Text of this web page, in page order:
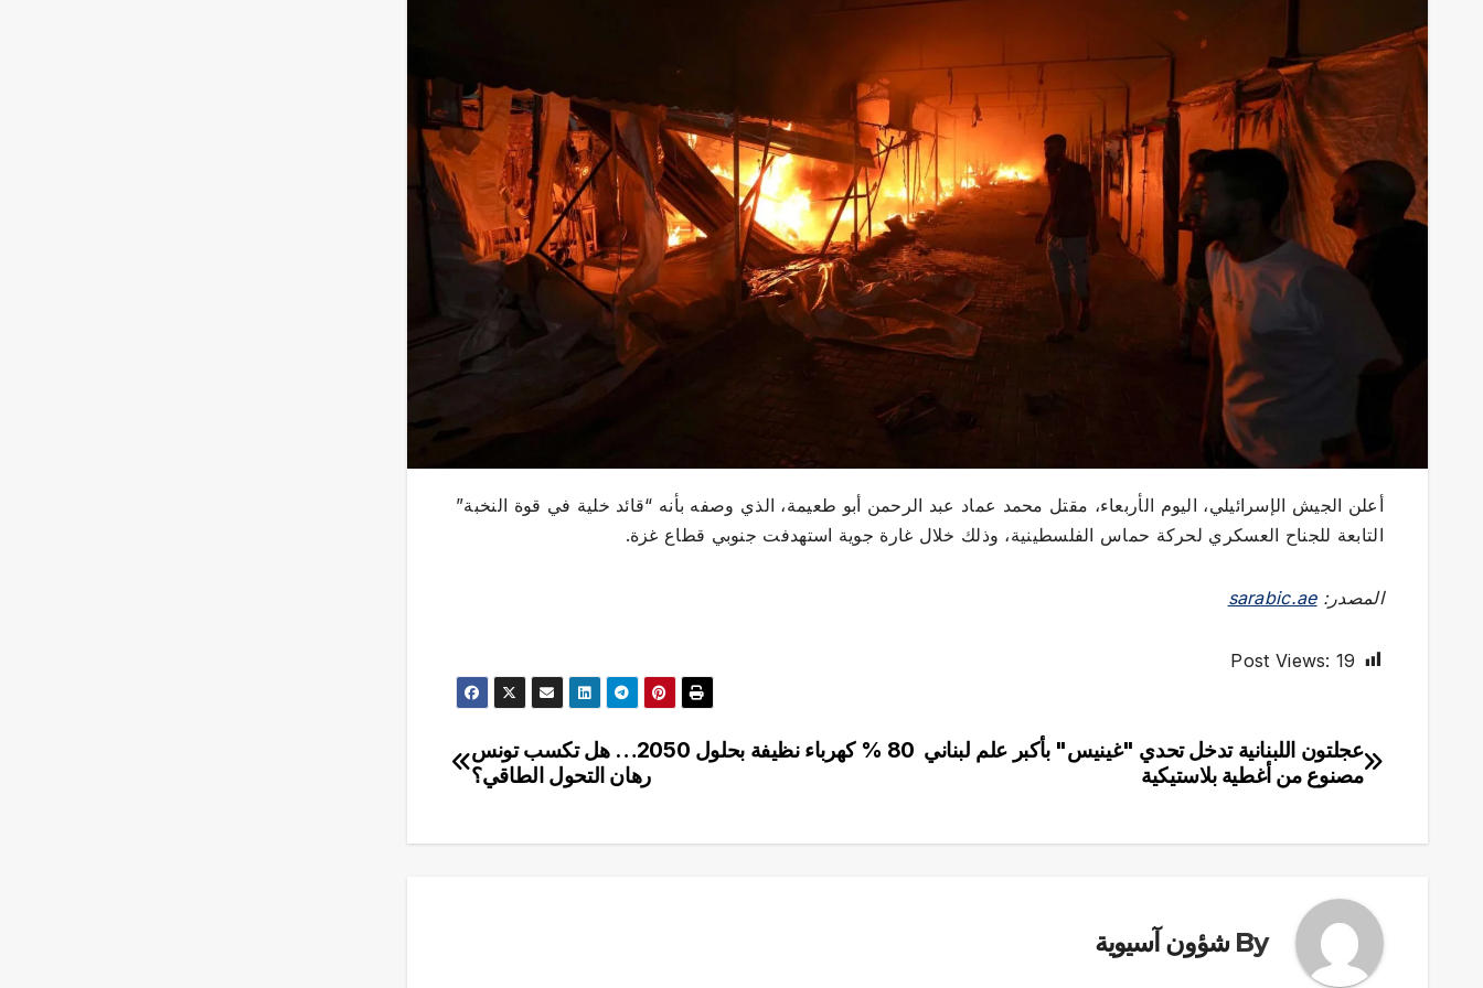
أعلن الجيش الإسرائيلي، اليوم الأربعاء، مقتل محمد عماد عبد الرحمن أبو طعيمة، الذي وصفه بأنه “قائد خلية في قوة النخبة”
التابعة للجناح العسكري لحركة حماس الفلسطينية، وذلك خلال غارة جوية استهدفت جنوبي قطاع غزة.
المصدر:sarabic.ae
Post Views: 19
تصفّح
80 % كهرباء نظيفة بحلول 2050… هل تكسب تونس
رهان التحول الطاقي؟
عجلتون اللبنانية تدخل تحدي "غينيس" بأكبر علم لبناني
مصنوع من أغطية بلاستيكية
By شؤون آسيوية